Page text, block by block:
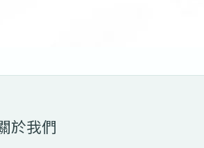
於我們